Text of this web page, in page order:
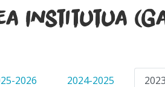
Institutua
2026 2024-2025